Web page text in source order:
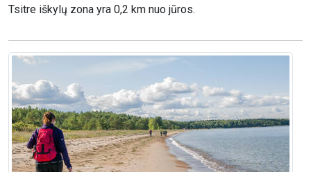
Tsitre iškylų zona yra 0,2 km nuo jūros.